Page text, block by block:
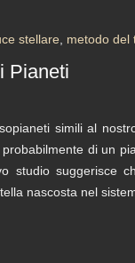
stellare metodo del
Pianeti
simili al
di un
studio suggerisce
nascosta nel